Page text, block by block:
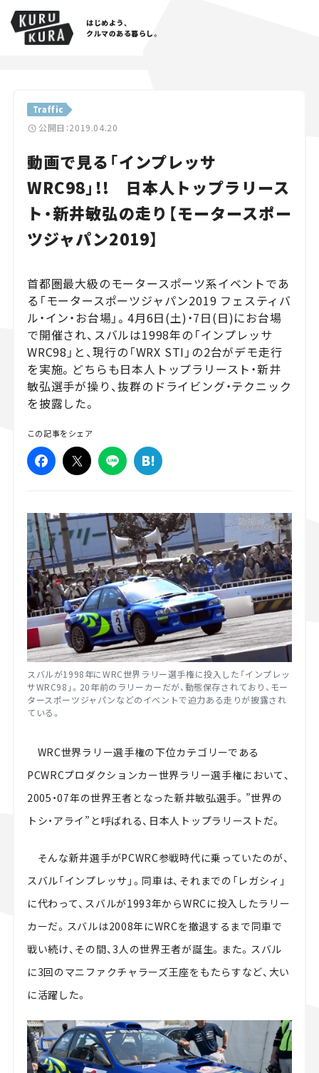
はじめよう、
クルマのある暮らし。
Traffic
公開日：2019.04.20
動画で見る「インプレッサ
WRC98」!! 日本人トップラリース
ト・新井敏弘の走り【モータースポー
ツジャパン2019】
首都圏最大級のモータースポーツ系イベントであ
る「モータースポーツジャパン2019 フェスティバ
ル・イン・お台場」。4月6日(土)・7日(日)にお台場
で開催され、スバルは1998年の「インプレッサ
WRC98」と、現行の「WRX STI」の2台がデモ走行
を実施。どちらも日本人トップラリースト・新井
敏弘選手が操り、抜群のドライビング・テクニック
を披露した。
この記事をシェア
スバルが1998年にWRC世界ラリー選手権に投入した「インプレッ
サWRC98」。20年前のラリーカーだが、動態保存されており、モー
タースポーツジャパンなどのイベントで迫力ある走りが披露され
ている。
WRC世界ラリー選手権の下位カテゴリーである
PCWRCプロダクションカー世界ラリー選手権において、
2005・07年の世界王者となった新井敏弘選手。”世界の
トシ・アライ”と呼ばれる、日本人トップラリーストだ。
そんな新井選手がPCWRC参戦時代に乗っていたのが、
スバル「インプレッサ」。同車は、それまでの「レガシィ」
に代わって、スバルが1993年からWRCに投入したラリー
カーだ。スバルは2008年にWRCを撤退するまで同車で
戦い続け、その間、3人の世界王者が誕生。また。スバル
に3回のマニファクチャラーズ王座をもたらすなど、大い
に活躍した。
Cars
Lifestyle
Traffic
Special
Campaign
人気のハッシュタグ
スズキ ジムニー｜Suzuki Jimny スズキ｜Suzuki
マツダ｜
マツダ ロードスター｜Mazda Roadster